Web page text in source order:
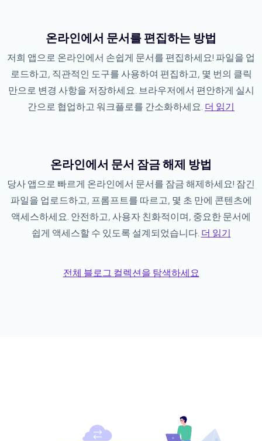
온라인에서 문서를 편집하는 방법
저희 앱으로 온라인에서 손쉽게 문서를 편집하세요! 파일을 업
로드하고, 직관적인 도구를 사용하여 편집하고, 몇 번의 클릭
만으로 변경 사항을 저장하세요. 브라우저에서 편안하게 실시
간으로 협업하고 워크플로를 간소화하세요. 더 읽기
온라인에서 문서 잠금 해제 방법
당사 앱으로 빠르게 온라인에서 문서를 잠금 해제하세요! 잠긴
파일을 업로드하고, 프롬프트를 따르고, 몇 초 만에 콘텐츠에
액세스하세요. 안전하고, 사용자 친화적이며, 중요한 문서에
쉽게 액세스할 수 있도록 설계되었습니다. 더 읽기
전체 블로그 컬렉션을 탐색하세요